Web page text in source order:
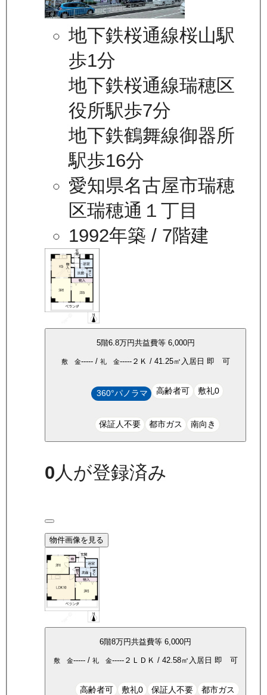
地下鉄桜通線桜山駅
歩1分
地下鉄桜通線瑞穂区
役所駅歩7分
地下鉄鶴舞線御器所
駅歩16分
愛知県名古屋市瑞穂
区瑞穂通１丁目
1992年築 / 7階建
5階6.8万円共益費等 6,000円
敷 金-----/ 礼 金-----２Ｋ / 41.25㎡ 入居日 即 可
360°パノラマ 高齢者可 敷礼0
保証人不要 都市ガス 南向き
0人が登録済み
物件画像を見る
6階8万円共益費等 6,000円
敷 金-----/ 礼 金-----２ＬＤＫ / 42.58㎡ 入居日 即 可
高齢者可 敷礼0 保証人不要 都市ガス